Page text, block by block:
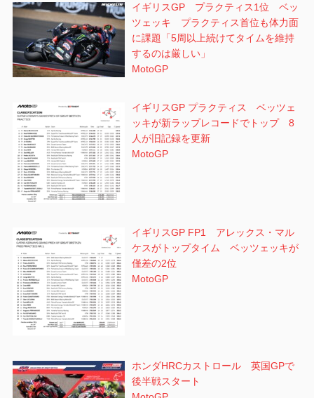
イギリスGP プラクティス1位 ベッ
ツェッキ プラクティス首位も体力面
に課題「5周以上続けてタイムを維持
するのは厳しい」
MotoGP
イギリスGP プラクティス ベッツェ
ッキが新ラップレコードでトップ 8
人が旧記録を更新
MotoGP
イギリスGP FP1 アレックス・マル
ケスがトップタイム ベッツェッキが
僅差の2位
MotoGP
ホンダHRCカストロール 英国GPで
後半戦スタート